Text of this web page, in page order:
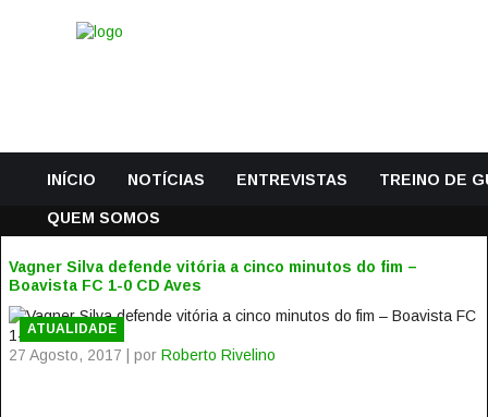
INÍCIO NOTÍCIAS ENTREVISTAS TREINO DE
QUEM SOMOS
Vagner Silva defende vitória a cinco minutos do fim –
Boavista FC 1-0 CD Aves
27 Agosto, 2017 | por Roberto Rivelino
ATUALIDADE